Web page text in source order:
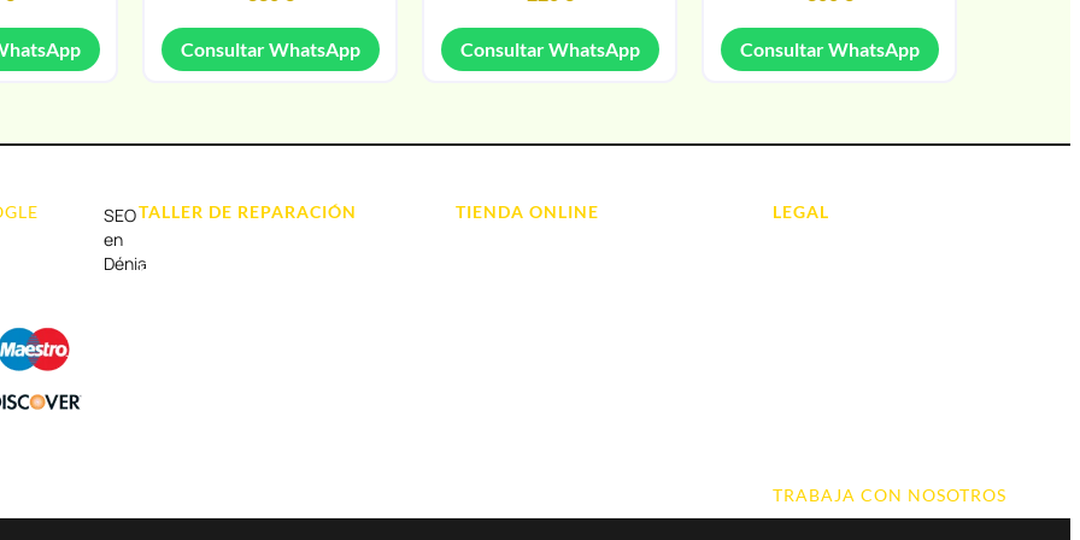
Consultar WhatsApp Consultar WhatsApp Consultar WhatsApp
SEO
en
Dénia
TALLER DE REPARACIÓN
Reparación de Tablets
TIENDA ONLINE LEGAL
TRABAJA CON NOSOTROS